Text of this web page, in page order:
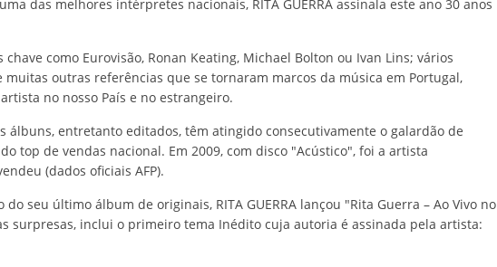
das melhores intérpretes nacionais, RITA GUERRA assinala este ano 30 anos
como Eurovisão, Ronan Keating, Michael Bolton ou Ivan Lins; vários
muitas outras referências que se tornaram marcos da música em Portugal,
no nosso País e no estrangeiro.
álbuns, entretanto editados, têm atingido consecutivamente o galardão de
top de vendas nacional. Em 2009, com disco "Acústico", foi a artista
(dados oficiais AFP).
do seu último álbum de originais, RITA GUERRA lançou "Rita Guerra – Ao Vivo no
surpresas, inclui o primeiro tema Inédito cuja autoria é assinada pela artista: